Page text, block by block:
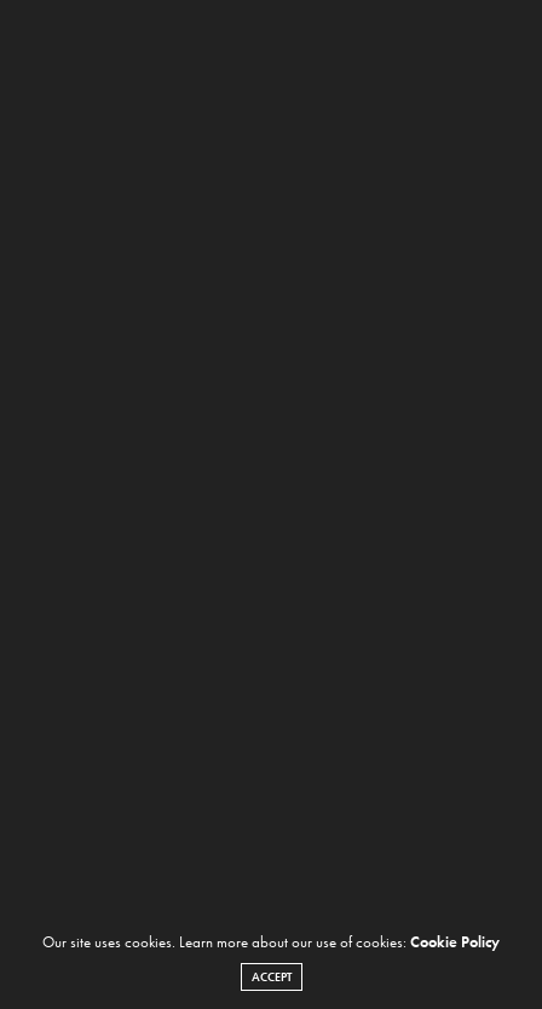
Our site uses cookies. Learn more about our use of cookies: Cookie Policy
ACCEPT